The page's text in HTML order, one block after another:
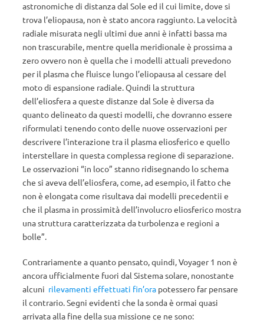
astronomiche di distanza dal Sole ed il cui limite, dove si
trova l’eliopausa, non è stato ancora raggiunto. La velocità
radiale misurata negli ultimi due anni è infatti bassa ma
non trascurabile, mentre quella meridionale è prossima a
zero ovvero non è quella che i modelli attuali prevedono
per il plasma che fluisce lungo l’eliopausa al cessare del
moto di espansione radiale. Quindi la struttura
dell’eliosfera a queste distanze dal Sole è diversa da
quanto delineato da questi modelli, che dovranno essere
riformulati tenendo conto delle nuove osservazioni per
descrivere l’interazione tra il plasma eliosferico e quello
interstellare in questa complessa regione di separazione.
Le osservazioni “in loco” stanno ridisegnando lo schema
che si aveva dell’eliosfera, come, ad esempio, il fatto che
non è elongata come risultava dai modelli precedentii e
che il plasma in prossimità dell’involucro eliosferico mostra
una struttura caratterizzata da turbolenza e regioni a
bolle”.
Contrariamente a quanto pensato, quindi, Voyager 1 non è
ancora ufficialmente fuori dal Sistema solare, nonostante
alcuni rilevamenti effettuati fin’ora potessero far pensare
il contrario. Segni evidenti che la sonda è ormai quasi
arrivata alla fine della sua missione ce ne sono: